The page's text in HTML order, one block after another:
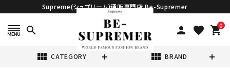
Supreme(シュプリーム)通販専門店 Be-Supremer
search person favorite 0
shopping_cart
view_module CATEGORY view_module BRAND